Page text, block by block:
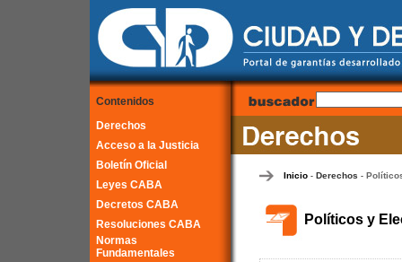
Contenidos
Derechos
Acceso a la Justicia
Boletín Oficial
Leyes CABA
Decretos CABA
Resoluciones CABA
Normas
Fundamentales
Inicio- Derechos -
Políticos y